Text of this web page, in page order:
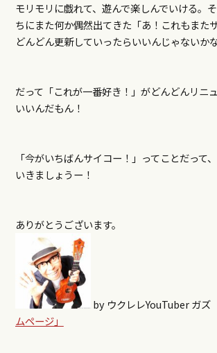
モリモリに戯れて、遊んで楽しんでいける。
ちにまた何か偶然出てきた「あ！これもまた
どんどん更新していったらいいんじゃないかな
だって「これが一番好き！」がどんどんリニュ
いいんだもん！
「今がいちばんサイコー！」ってことだって
いきましょうー！
ありがとうございます。
by ウクレレYouTuber ガズ
ムページ」